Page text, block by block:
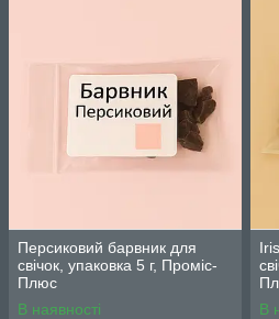
Персиковий барвник для
свічок, упаковка 5 г, Проміс-
Плюс
В наявності
В